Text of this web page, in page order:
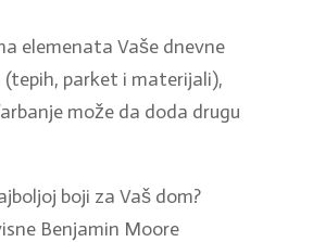
elemenata Vaše dnevne
(tepih, parket i materijali),
može da doda drugu
boji za Vaš dom?
Benjamin Moore